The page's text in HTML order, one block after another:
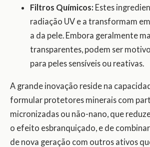
Filtros Químicos: Estes
radiação UV e a transformam
a da pele. Embora geralmente
transparentes, podem ser
para peles sensíveis ou reativas.
A grande inovação reside na
formular protetores minerais com
micronizadas ou não-nano, que
o efeito esbranquiçado, e de
de nova geração com outros ativos